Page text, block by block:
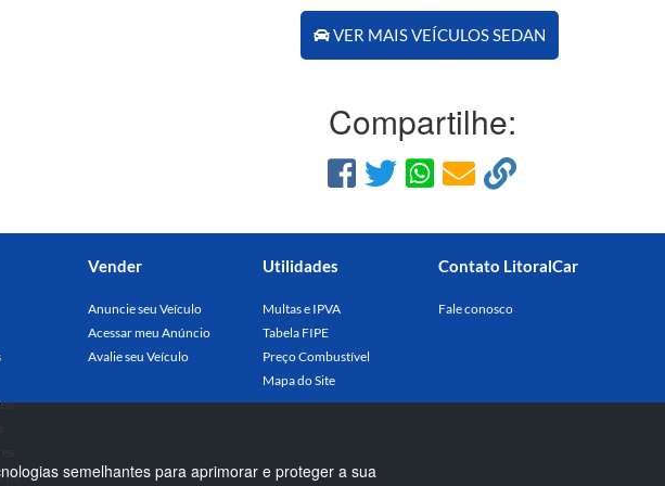
VER MAIS VEÍCULOS SEDAN
Compartilhe:
(0)
Vender
Anuncie seu Veículo
Acessar meu Anúncio
Avalie seu Veículo
Utilidades
Multas e IPVA
Tabela FIPE
Preço Combustível
Mapa do Site
Contato LitoralCar
Fale conosco
semelhantes para aprimorar e proteger a sua